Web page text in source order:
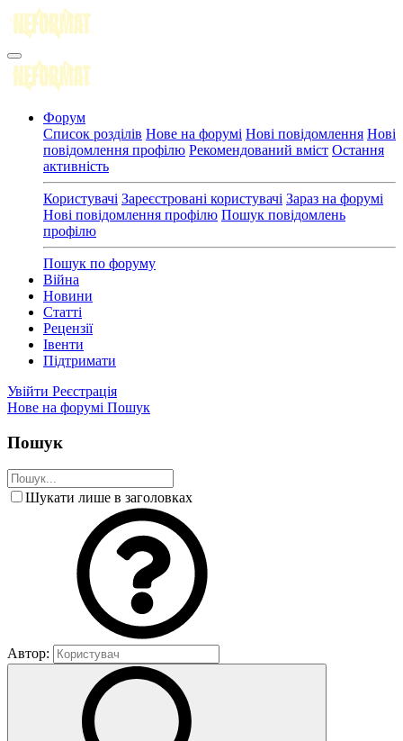
Форум
Список розділів Нове на форумі Нові повідомлення Нові
повідомлення профілю Рекомендований вміст Остання
активність
Користувачі Зареєстровані користувачі Зараз на форумі
Нові повідомлення профілю Пошук повідомлень
профілю
Пошук по форуму
Війна
Новини
Статті
Рецензії
Івенти
Підтримати
Увійти Реєстрація
Нове на форумі Пошук
Пошук
Шукати лише в заголовках
Автор: